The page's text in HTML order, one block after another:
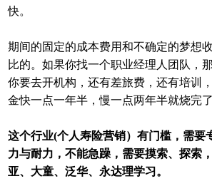
快。
期间的固定的成本费用和不确定的梦想
比的。如果你找一个职业经理人团队，
你要去开机构，还有差旅费，还有培训
金快一点一年半，慢一点两年半就烧完了
这个行业(个人寿险营销）有门槛，需要
力与耐力，不能急躁，需要摸索、探索
亚、大童、泛华、永达理学习。